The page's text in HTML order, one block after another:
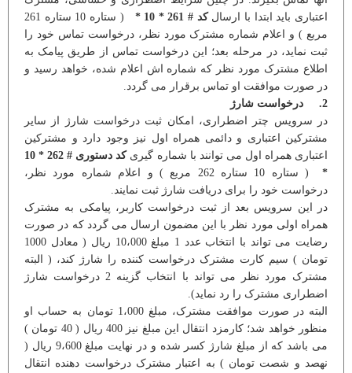
اعتباری باید ابتدا با ارسالکد # 261 * 10 *
( ستاره 10 ستاره 261
مربع ) و اعلام شماره مشترک مورد نظر، درخواست تماس خود را
ثبت نماید، در مرحله بعد؛ این درخواست تماس از طریق پیامک به
اطلاع مشترک مورد نظر که شماره اش اعلام شده، خواهد رسید و
در صورت موافقت او تماس برقرار می گردد.
2. درخواست شارژ
در سرویس چتر اضطراری، امکان ثبت درخواست شارژ از سایر
مشترکین اعتباری و دائمی همراه اول نیز وجود دارد و مشترکین
اعتباری همراه اول می توانند با شماره گیری
کد دستوری # 262 * 10
*
( ستاره 10 ستاره 262 مربع ) و اعلام شماره مورد نظر،
درخواست خود را برای دریافت شارژ ثبت نمایند.
در این سرویس بعد از ثبت درخواست کاربر، پیامکی به مشترک
همراه اولی مورد نظر با این مضمون ارسال می گردد که در صورت
رضایت می تواند با انتخاب عدد 1 مبلغ 10،000 ريال ( معادل 1000
تومان ) سیم کارت مشترک درخواست کننده را شارژ کند، ( البته
مشترک مورد نظر می تواند با انتخاب گزینه 2 درخواست شارژ
اضطراری مشترک را رد نماید).
البته در صورت موافقت مشترک، مبلغ 1،000 تومان به حساب او
منظور خواهد شد؛ کارمزد انتقال این مبلغ نیز 400 ریال ( 40 تومان )
می باشد که از مبلغ شارژ کسر شده و در نهایت مبلغ 9،600 ریال (
نهصد و شصت تومان ) به اعتبار مشترک درخواست دهنده انتقال